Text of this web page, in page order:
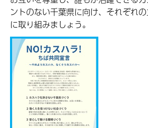
ントのない千葉県に向け、それぞれ
に取り組みましょう。